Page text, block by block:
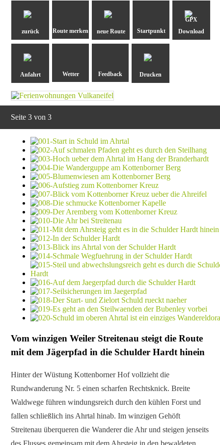
zurück neue Route
GPX
Download
Anfahrt Drucken
Seite 3 von 3
Vom winzigen Weiler Streitenau steigt die Route
mit dem Jägerpfad in die Schulder Hardt hinein
Hinter der Wüstung Kottenborner Hof vollzieht die
Rundwanderung Nr. 5 einen scharfen Rechtsknick. Breite
Waldwege führen windungsreich durch den kühlen Forst und
fallen schließlich ins Ahrtal hinab. Im winzigen Gehöft
Streitenau überqueren die Wanderer die Ahr und steigen jenseits